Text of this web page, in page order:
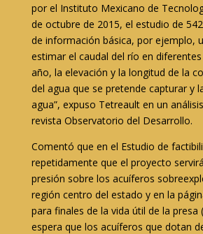
por el Instituto Mexicano de
de octubre de 2015, el estudio de
de información básica, por ejemplo,
estimar el caudal del río en
año, la elevación y la longitud de la
del agua que se pretende capturar y
agua”, expuso Tetreault en un
revista Observatorio del Desarrollo.
Comentó que en el Estudio de
repetidamente que el proyecto
presión sobre los acuíferos
región centro del estado y en la
para finales de la vida útil de la presa
espera que los acuíferos que dotan